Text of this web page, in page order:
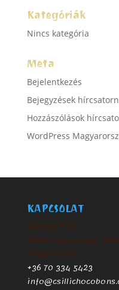
Kategóriák
Nincs kategória
Meta
Bejelentkezés
Bejegyzések
Hozzászólások
WordPress
KAPCSOLAT
Csipibon Kft.
8638 Balatonlelle,
Földes Csilla
+36 70 334 5423